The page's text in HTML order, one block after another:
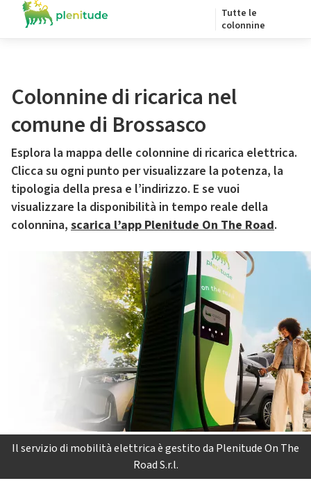
Tutte le
colonnine
Colonnine di ricarica nel
comune di Brossasco
Esplora la mappa delle colonnine di ricarica elettrica.
Clicca su ogni punto per visualizzare la potenza, la
tipologia della presa e l’indirizzo. E se vuoi
visualizzare la disponibilità in tempo reale della
colonnina, scarica l’app Plenitude On The Road.
Il servizio di mobilità elettrica è gestito da Plenitude On The
Road S.r.l.